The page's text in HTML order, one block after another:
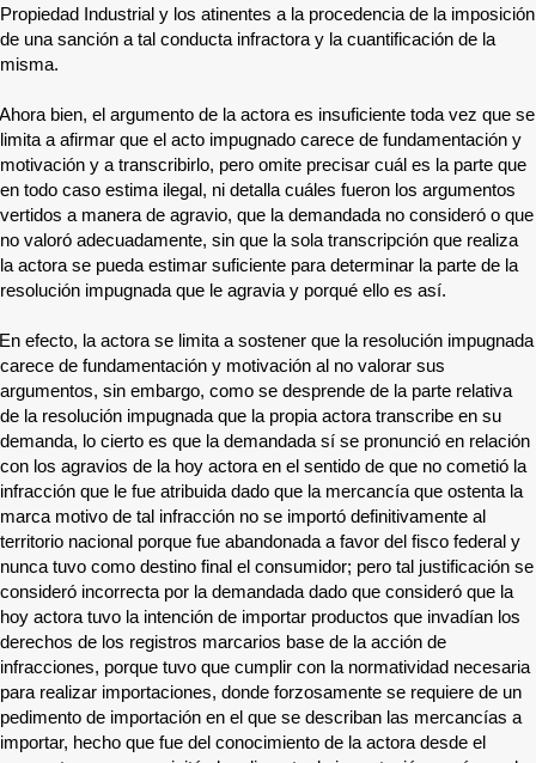
Propiedad Industrial y los atinentes a la procedencia de la imposición
de una sanción a tal conducta infractora y la cuantificación de la
misma.
Ahora bien, el argumento de la actora es insuficiente toda vez que se
limita a afirmar que el acto impugnado carece de fundamentación y
motivación y a transcribirlo, pero omite precisar cuál es la parte que
en todo caso estima ilegal, ni detalla cuáles fueron los argumentos
vertidos a manera de agravio, que la demandada no consideró o que
no valoró adecuadamente, sin que la sola transcripción que realiza
la actora se pueda estimar suficiente para determinar la parte de la
resolución impugnada que le agravia y porqué ello es así.
En efecto, la actora se limita a sostener que la resolución impugnada
carece de fundamentación y motivación al no valorar sus
argumentos, sin embargo, como se desprende de la parte relativa
de la resolución impugnada que la propia actora transcribe en su
demanda, lo cierto es que la demandada sí se pronunció en relación
con los agravios de la hoy actora en el sentido de que no cometió la
infracción que le fue atribuida dado que la mercancía que ostenta la
marca motivo de tal infracción no se importó definitivamente al
territorio nacional porque fue abandonada a favor del fisco federal y
nunca tuvo como destino final el consumidor; pero tal justificación se
consideró incorrecta por la demandada dado que consideró que la
hoy actora tuvo la intención de importar productos que invadían los
derechos de los registros marcarios base de la acción de
infracciones, porque tuvo que cumplir con la normatividad necesaria
para realizar importaciones, donde forzosamente se requiere de un
pedimento de importación en el que se describan las mercancías a
importar, hecho que fue del conocimiento de la actora desde el